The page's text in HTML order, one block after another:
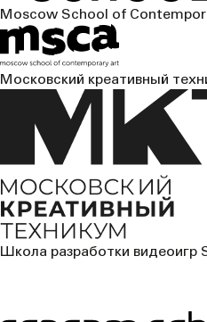
Moscow School of
Московский креативный
Школа разработки видеоигр